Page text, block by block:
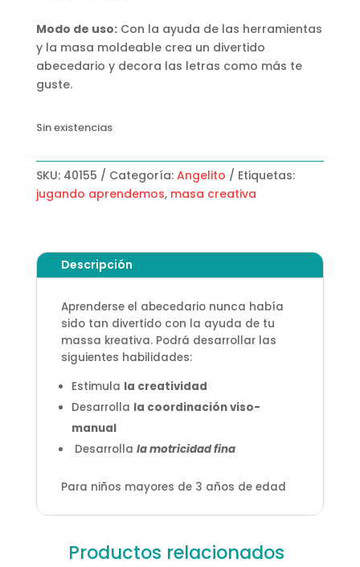
Modo de uso:Con la ayuda de las herramientas
y la masa moldeable crea un divertido
abecedario y decora las letras como más te
guste.
Sin existencias
SKU: 40155 Categoría: Angelito
Etiquetas:
jugando aprendemos, masa creativa
Descripción
Aprenderse el abecedario nunca había
sido tan divertido con la ayuda de tu
massa kreativa. Podrá desarrollar las
siguientes habilidades:
Estimula la creatividad
Desarrolla la coordinación viso-
manual
Desarrollala motricidad fina
Para niños mayores de 3 años de edad
Productos relacionados